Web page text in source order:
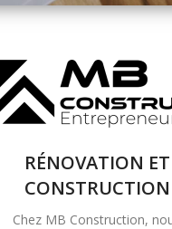
DE
RÉNOVATION ET
CONSTRUCTION
Chez MB Construction,